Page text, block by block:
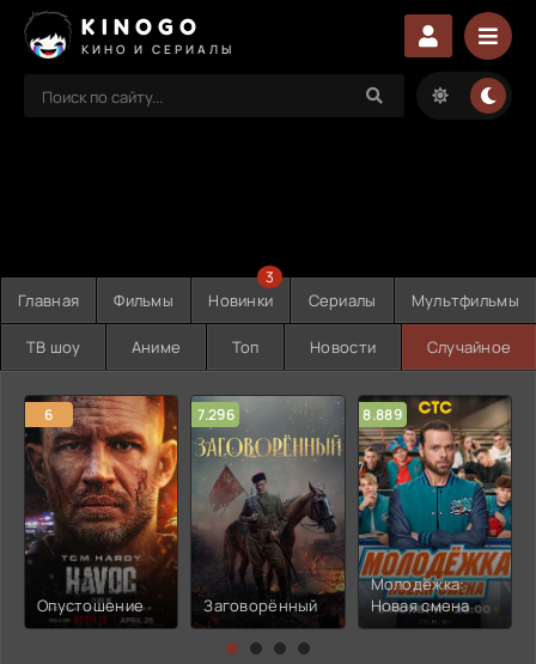
KINOGO
КИНО И СЕРИАЛЫ
Главная Фильмы Новинки
3
Сериалы Мультфильмы
ТВ шоу Аниме Топ Новости Случайное
6
Опустошение
7.296
Заговорённый
8.889
Молодёжка:
Новая смена